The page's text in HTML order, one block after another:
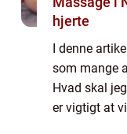
hjerte
I denne
som mange
Hvad skal
er vigtigt at